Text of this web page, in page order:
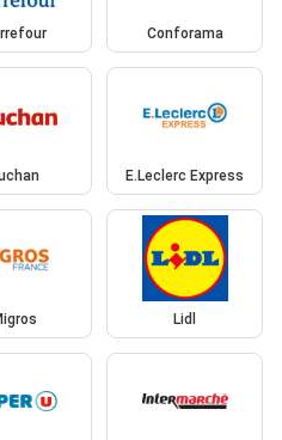
Conforama
E.Leclerc Express
Lidl